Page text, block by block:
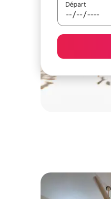
Départ